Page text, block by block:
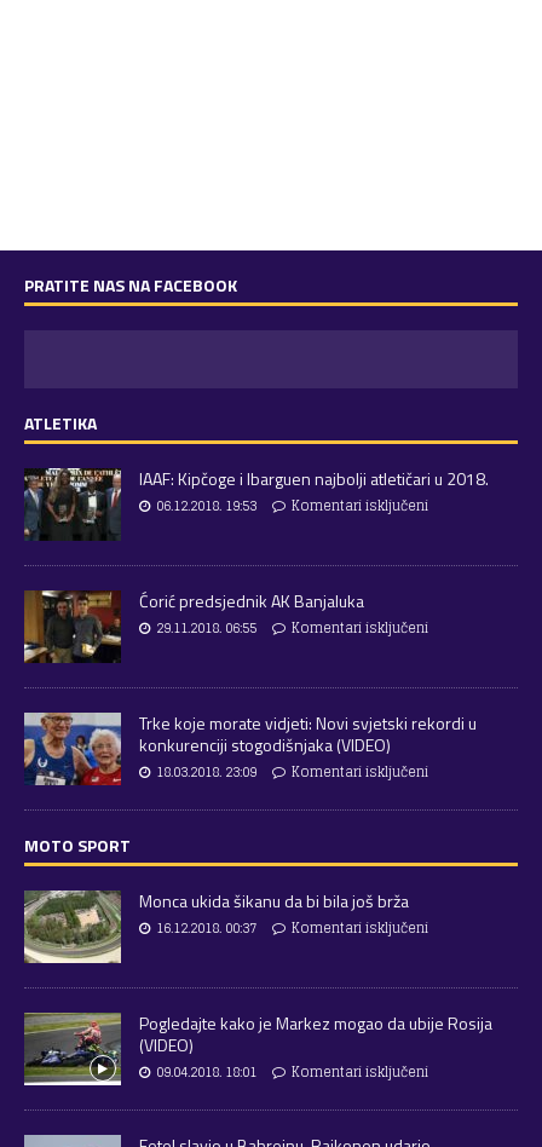
PRATITE NAS NA FACEBOOK
ATLETIKA
IAAF: Kipčoge i Ibarguen najbolji atletičari u 2018.
06.12.2018. 19:53 Komentari isključeni
Ćorić predsjednik AK Banjaluka
29.11.2018. 06:55 Komentari isključeni
Trke koje morate vidjeti: Novi svjetski rekordi u
konkurenciji stogodišnjaka (VIDEO)
18.03.2018. 23:09 Komentari isključeni
MOTO SPORT
Monca ukida šikanu da bi bila još brža
16.12.2018. 00:37 Komentari isključeni
Pogledajte kako je Markez mogao da ubije Rosija
(VIDEO)
09.04.2018. 18:01 Komentari isključeni